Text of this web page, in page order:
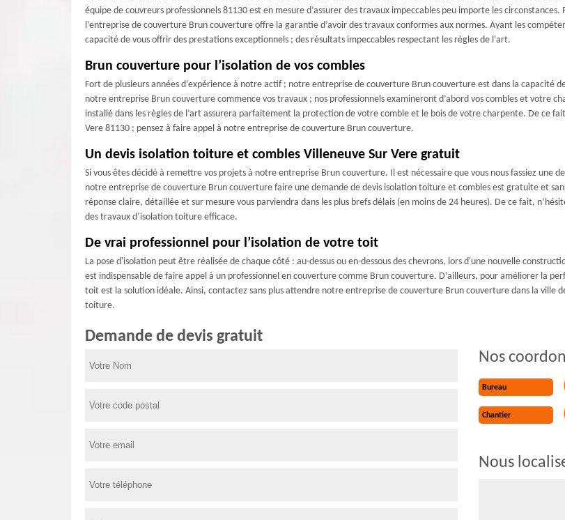
équipe de couvreurs professionnels 81130 est en mesure d’assurer des travaux impeccables peu importe les
l’entreprise de couverture Brun couverture offre la garantie d’avoir des travaux conformes aux normes. Ayant les
capacité de vous offrir des prestations exceptionnels ; des résultats impeccables respectant les règles de l'art.
Brun couverture pour l’isolation de vos combles
Fort de plusieurs années d’expérience à notre actif ; notre entreprise de couverture Brun couverture est dans la capacité
notre entreprise Brun couverture commence vos travaux ; nos professionnels examineront d’abord vos combles et votre
installé dans les règles de l’art assurera parfaitement la protection de votre comble et le bois de votre charpente. De ce
Vere 81130 ; pensez à faire appel à notre entreprise de couverture Brun couverture.
Un devis isolation toiture et combles Villeneuve Sur Vere gratuit
Si vous êtes décidé à remettre vos projets à notre entreprise Brun couverture. Il est nécessaire que vous nous fassiez une
notre entreprise de couverture Brun couverture faire une demande de devis isolation toiture et combles est gratuite et
réponse claire, détaillée et sur mesure vous parviendra dans les plus brefs délais (en moins de 24 heures). De ce fait,
des travaux d’isolation toiture efficace.
De vrai professionnel pour l’isolation de votre toit
La pose d'isolation peut être réalisée de chaque côté : au-dessus ou en-dessous des chevrons, lors d'une nouvelle
est indispensable de faire appel à un professionnel en couverture comme Brun couverture. D’ailleurs, pour améliorer la
toit est la solution idéale. Ainsi, contactez sans plus attendre notre entreprise de couverture Brun couverture dans la ville
toiture.
Demande de devis gratuit
Nos
Bureau
Chantier
Nous